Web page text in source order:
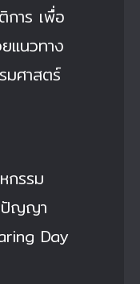
การ เพื่อ
แนวทาง
มศาสตร์
กรรม
ปัญญา
Day